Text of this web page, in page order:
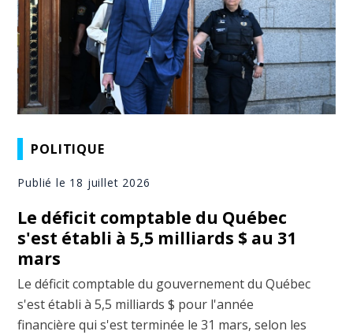
POLITIQUE
Publié le 18 juillet 2026
Le déficit comptable du Québec
s'est établi à 5,5 milliards $ au 31
mars
Le déficit comptable du gouvernement du Québec
s'est établi à 5,5 milliards $ pour l'année
financière qui s'est terminée le 31 mars, selon les